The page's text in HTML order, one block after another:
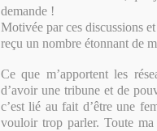
demande !
Motivée par ces discussions
reçu un nombre étonnant de
Ce que m’apportent les
d’avoir une tribune et de
c’est lié au fait d’être une
vouloir trop parler. Toute ma